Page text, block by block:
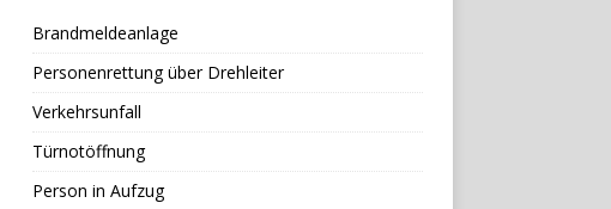
Brandmeldeanlage
Personenrettung über Drehleiter
Verkehrsunfall
Türnotöffnung
Person in Aufzug